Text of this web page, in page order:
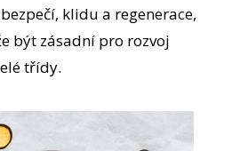
klidu a regenerace,
být zásadní pro rozvoj
třídy.